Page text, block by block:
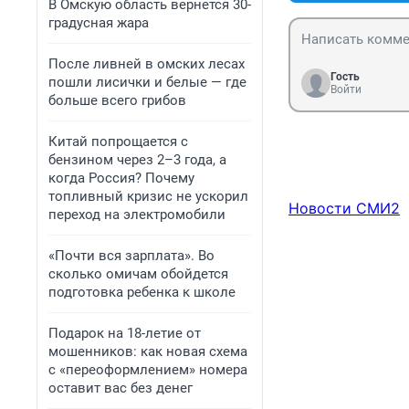
В Омскую область вернется 30-
градусная жара
После ливней в омских лесах
пошли лисички и белые — где
больше всего грибов
Китай попрощается с
бензином через 2–3 года, а
когда Россия? Почему
топливный кризис не ускорил
переход на электромобили
«Почти вся зарплата». Во
сколько омичам обойдется
подготовка ребенка к школе
Подарок на 18-летие от
мошенников: как новая схема
с «переоформлением» номера
оставит вас без денег
Гость
Войти
Новости СМИ2